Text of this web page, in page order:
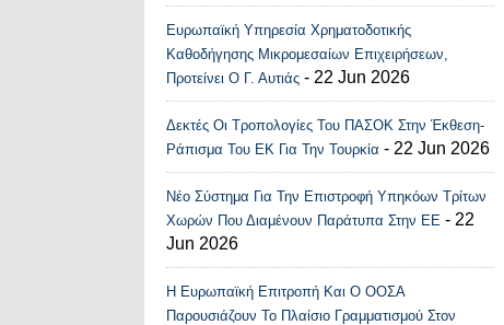
Ευρωπαϊκή Υπηρεσία Χρηματοδοτικής
Καθοδήγησης Μικρομεσαίων Επιχειρήσεων,
Προτείνει Ο Γ. Αυτιάς - 22 Jun 2026
Δεκτές Οι Τροπολογίες Του ΠΑΣΟΚ Στην Έκθεση-
Ράπισμα Του ΕΚ Για Την Τουρκία - 22 Jun 2026
Νέο Σύστημα Για Την Επιστροφή Υπηκόων Τρίτων
Χωρών Που Διαμένουν Παράτυπα Στην ΕΕ - 22
Jun 2026
Η Ευρωπαϊκή Επιτροπή Και Ο ΟΟΣΑ
Παρουσιάζουν Το Πλαίσιο Γραμματισμού Στον